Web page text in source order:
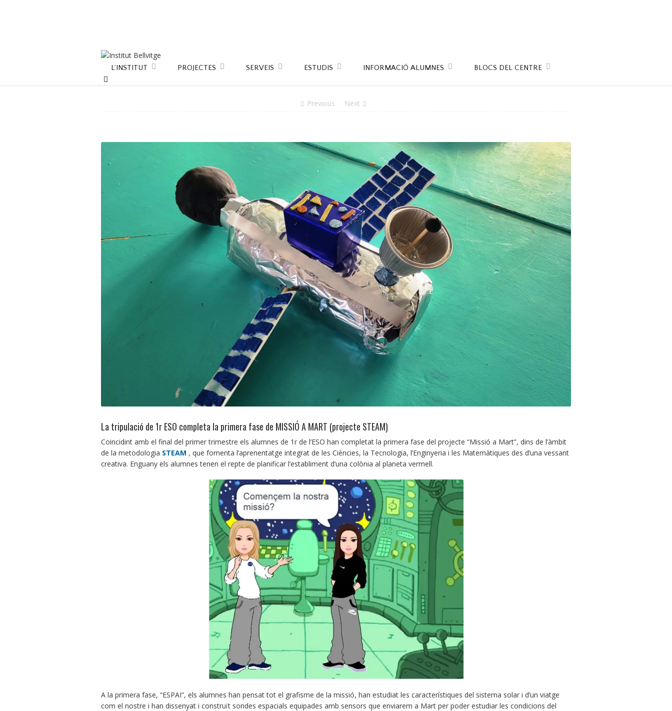
L’INSTITUT PROJECTES SERVEIS ESTUDIS INFORMACIÓ ALUMNES BLOCS DEL CENTRE
Previous Next
La tripulació de 1r ESO completa la primera fase de MISSIÓ A MART (projecte STEAM)
Coincidint amb el final del primer trimestre els alumnes de 1r de l’ESO han completat la primera fase del projecte “Missió a Mart”, dins de l’àmbit
de la metodologia STEAM , que fomenta l’aprenentatge integrat de les Ciències, la Tecnologia, l’Enginyeria i les Matemàtiques des d’una vessant
creativa. Enguany els alumnes tenen el repte de planificar l’establiment d’una colònia al planeta vermell.
A la primera fase, “ESPAI”, els alumnes han pensat tot el grafisme de la missió, han estudiat les característiques del sistema solar i d’un viatge
com el nostre i han dissenyat i construït sondes espacials equipades amb sensors que enviarem a Mart per poder estudiar les condicions del